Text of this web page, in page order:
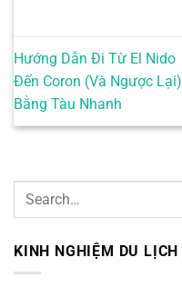
Hướng Dẫn Đi Từ El Nido
Đến Coron (Và Ngược Lại)
Bằng Tàu Nhanh
KINH NGHIỆM DU LỊCH